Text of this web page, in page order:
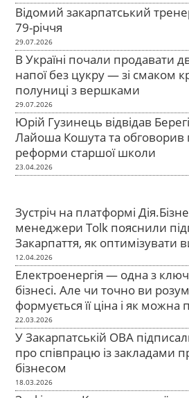
Відомий закарпатський
79-річчя
29.07.2026
В Україні почали продавати
напої без цукру — зі смаком
полуниці з вершками
29.07.2026
Юрій Гузинець відвідав
Лайоша Кошута та обговорив
реформи старшої школи
23.04.2026
Зустріч на платформі
менеджери Tolk пояснили
Закарпаття, як оптимізувати
12.04.2026
Електроенергія — одна з
бізнесі. Але чи точно ви
формується її ціна і як
22.03.2026
У Закарпатській ОВА
про співпрацю із закладами
бізнесом
18.03.2026